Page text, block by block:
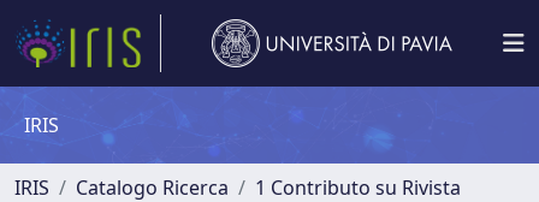
IRIS
IRIS Catalogo Ricerca
1 Contributo su Rivista